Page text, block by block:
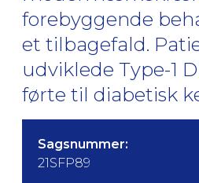
forebyggende
et tilbagefald.
udviklede Type-1
førte til diabetisk
Sagsnummer:
21SFP89